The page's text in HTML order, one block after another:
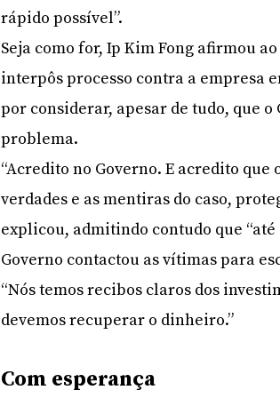
rápido possível”.
Seja como for, Ip Kim Fong afirmou
interpôs processo contra a empresa
por considerar, apesar de tudo, que
problema.
“Acredito no Governo. E acredito
verdades e as mentiras do caso,
explicou, admitindo contudo que
Governo contactou as vítimas para
“Nós temos recibos claros dos
devemos recuperar o dinheiro.”
Com esperança